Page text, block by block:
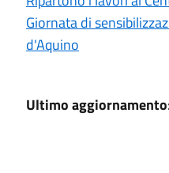
Giornata di
d'Aquino
Ultimo aggiornamento